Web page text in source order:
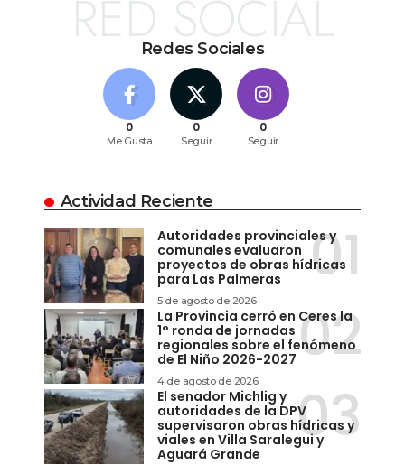
Redes Sociales
RED SOCIAL
0
Me Gusta
0
Seguir
0
Seguir
Actividad Reciente
Autoridades provinciales y
comunales evaluaron
proyectos de obras hídricas
para Las Palmeras
5 de agosto de 2026
La Provincia cerró en Ceres la
1° ronda de jornadas
regionales sobre el fenómeno
de El Niño 2026-2027
4 de agosto de 2026
El senador Michlig y
autoridades de la DPV
supervisaron obras hídricas y
viales en Villa Saralegui y
Aguará Grande